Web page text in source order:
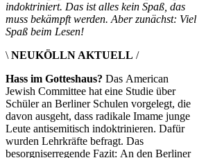
indoktriniert. Das ist alles kein Spaß, das
muss bekämpft werden. Aber zunächst: Viel
Spaß beim Lesen!
\ NEUKÖLLN AKTUELL /
Hass im Gotteshaus? Das American
Jewish Committee hat eine Studie über
Schüler an Berliner Schulen vorgelegt, die
davon ausgeht, dass radikale Imame junge
Leute antisemitisch indoktrinieren. Dafür
wurden Lehrkräfte befragt. Das
besorgniserregende Fazit: An den Berliner